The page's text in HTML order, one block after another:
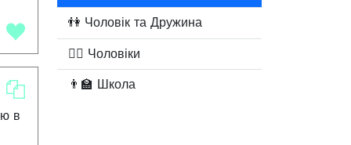
в
👫 Чоловік та Дружина
🧔‍♂️ Чоловіки
👨‍🏫 Школа